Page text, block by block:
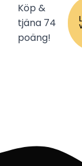
Köp &
tjäna 74
poäng!